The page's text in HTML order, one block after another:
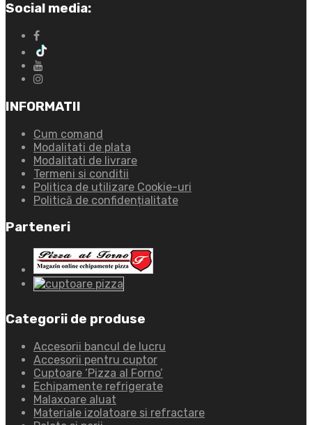
Social media:
INFORMATII
Cum comand
Modalitati de plata
Modalitati de livrare
Termeni si conditii
Politica de utilizare Cookie-uri
Politică de confidențialitate
Parteneri
Categorii de produse
Accesorii bancul de lucru
Accesorii pentru cuptor
Cuptoare ‘Pizza al Forno’
Echipamente refrigerate
Malaxoare aluat
Materiale izolatoare si refractare